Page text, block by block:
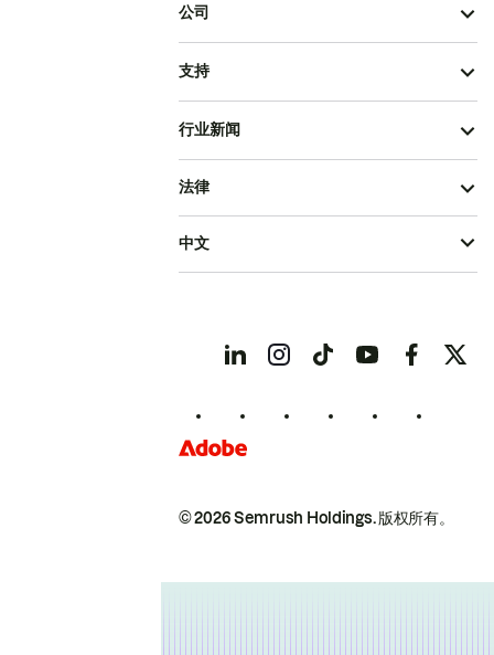
公司
支持
行业新闻
© 2026 Semrush Holdings.版权所有。
法律
中文